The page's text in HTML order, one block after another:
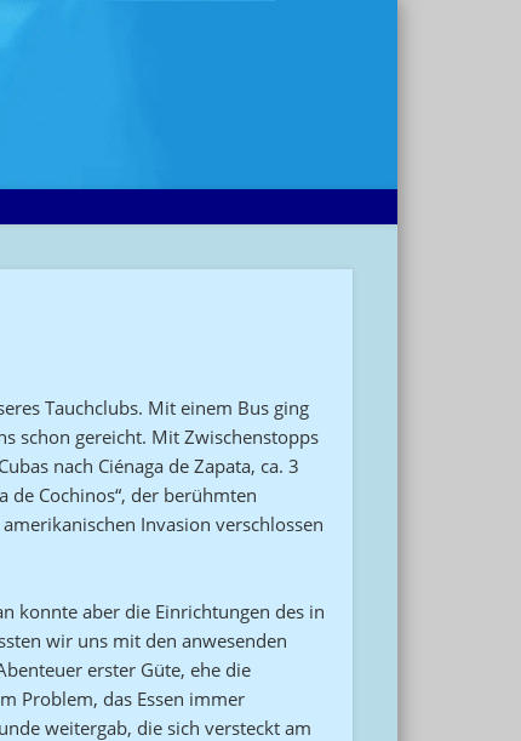
Tauchclubs. Mit einem Bus ging
schon gereicht. Mit Zwischenstopps
nach Ciénaga de Zapata, ca. 3
de Cochinos“, der berühmten
Invasion verschlossen
konnte aber die Einrichtungen des in
wir uns mit den anwesenden
erster Güte, ehe die
Problem, das Essen immer
weitergab, die sich versteckt am